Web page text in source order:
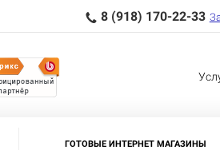
8 (918) 170-22-33
ГОТОВЫЕ ИНТЕРНЕТ МАГАЗИНЫ